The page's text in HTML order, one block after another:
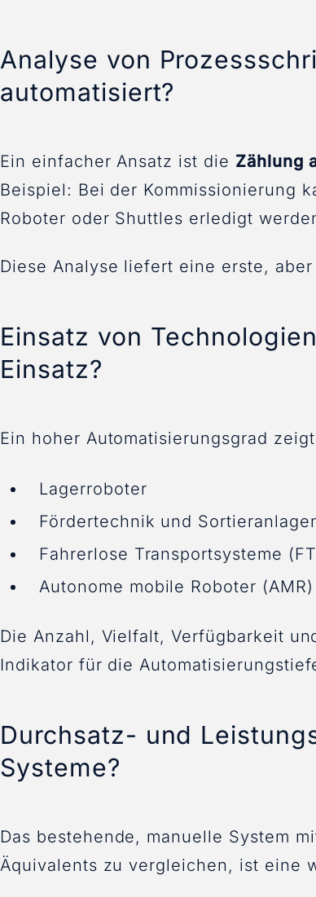
Analyse von
automatisiert?
Ein einfacher Ansatz ist die Zählung
Beispiel: Bei der Kommissionierung
Roboter oder Shuttles erledigt
Diese Analyse liefert eine erste,
Einsatz von
Einsatz?
Ein hoher Automatisierungsgrad
Lagerroboter
Fördertechnik und
Fahrerlose Transportsysteme
Autonome mobile Roboter (AMR)
Die Anzahl, Vielfalt, Verfügbarkeit
Indikator für die
Durchsatz- und
Systeme?
Das bestehende, manuelle System
Äquivalents zu vergleichen, ist eine